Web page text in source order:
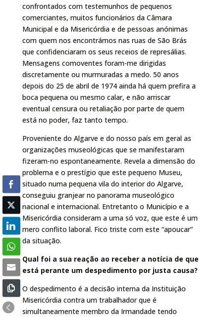
confrontados com testemunhos de pequenos
comerciantes, muitos funcionários da Câmara
Municipal e da Misericórdia e de pessoas anónimas
com quem nos encontrámos nas ruas de São Brás
que confidenciaram os seus receios de represálias.
Mensagens comoventes foram-me dirigidas
discretamente ou murmuradas a medo. 50 anos
depois do 25 de abril de 1974 ainda há quem prefira a
boca pequena ou mesmo calar, e não arriscar
eventual censura ou retaliação por parte de quem
está no poder, faz tanto tempo.
Proveniente do Algarve e do nosso país em geral as
organizações museológicas que se manifestaram
fizeram-no espontaneamente. Revela a dimensão do
problema e o prestígio que este pequeno Museu,
situado numa pequena vila do interior do Algarve,
conseguiu granjear no panorama museológico
nacional e internacional. Entretanto o Município e a
Misericórdia consideram a uma só voz, que este é um
mero conflito laboral. Fico triste com este “apoucar”
da situação.
Qual foi a sua reação ao receber a notícia de que
está perante um despedimento por justa causa?
O despedimento é a decisão interna da Instituição
Misericórdia contra um trabalhador que é
simultaneamente membro da Irmandade tendo